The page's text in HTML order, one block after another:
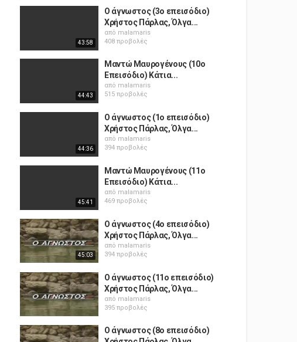
43:58
Ο άγνωστος (3ο επεισόδιο)
Χρήστος Πάρλας, Όλγα...
από malamaris
408 προβολές
44:43
Μαντώ Μαυρογένους (10o
Επεισόδιο) Κάτια...
από malamaris
515 προβολές
44:36
Ο άγνωστος (1ο επεισόδιο)
Χρήστος Πάρλας, Όλγα...
από malamaris
394 προβολές
45:41
Μαντώ Μαυρογένους (11o
Επεισόδιο) Κάτια...
από malamaris
469 προβολές
45:03
Ο άγνωστος (4ο επεισόδιο)
Χρήστος Πάρλας, Όλγα...
από malamaris
394 προβολές
Ο άγνωστος (11ο επεισόδιο)
Χρήστος Πάρλας, Όλγα...
από malamaris
395 προβολές
Ο άγνωστος (8ο επεισόδιο)